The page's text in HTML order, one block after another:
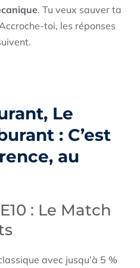
. Tu veux sauver ta
toi, les réponses
Le
: C’est
au
: Le Match
avec jusqu’à 5 %